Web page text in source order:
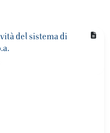
del sistema di